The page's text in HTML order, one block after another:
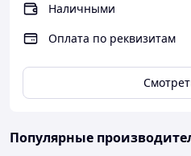
Наличными
Оплата по реквизитам
Популярные